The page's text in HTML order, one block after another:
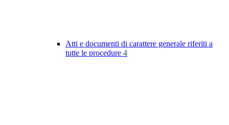
Atti e documenti di carattere generale riferiti a
tutte le procedure 4